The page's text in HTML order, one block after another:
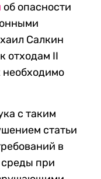
об опасности
Салкин
отходам II
необходимо
с таким
статьи
в
при